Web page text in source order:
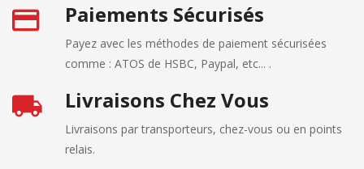
Paiements Sécurisés
Payez avec les méthodes de paiement sécurisées
comme : ATOS de HSBC, Paypal, etc... .
Livraisons Chez Vous
Livraisons par transporteurs, chez-vous ou en points
relais.